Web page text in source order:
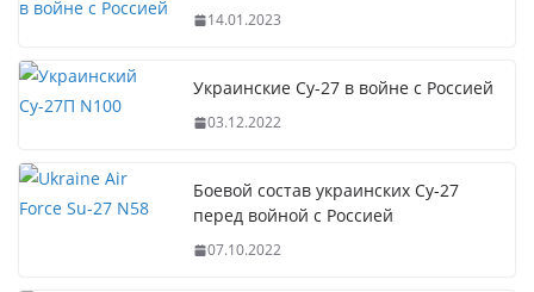
14.01.2023
Украинские Су-27 в войне с Россией
03.12.2022
Боевой состав украинских Су-27
перед войной с Россией
07.10.2022